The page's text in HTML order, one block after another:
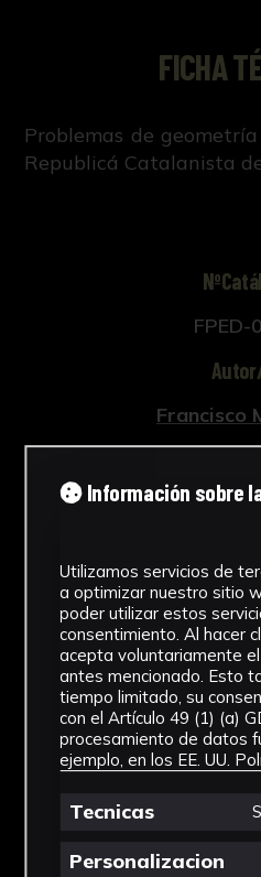
FICHA
Problemas de
Republicá Catalanista
FPED-
Francisco
Material
Facultad de
Ver
Información sobre
Utilizamos servicios de
a optimizar nuestro sitio
poder utilizar estos
consentimiento. Al hacer
acepta voluntariamente
antes mencionado. Esto
tiempo limitado, su
con el Artículo 49 (1) (a)
procesamiento de datos
ejemplo, en los EE. UU.
Tecnicas
Personalizacion